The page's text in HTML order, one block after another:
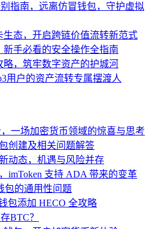
指南，远离仿冒钱包，守护虚拟
生态，开启跨链价值流转新范式
新手必看的安全操作全指南
略，筑牢数字资产的护城河
用户的资产流转专属摆渡人
，一场加密货币领域的惊喜与思考
创建及相关问题解答
动态，机遇与风险并存
imToken 支持 ADA 带来的变革
包的通用性问题
包添加 HECO 全攻略
BTC？